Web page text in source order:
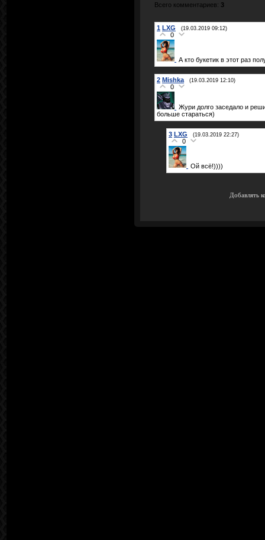
Всего комментариев: 3
1 LXG (19.03.2019 09:12)
0
А кто букетик в этот раз
2 Mishka (19.03.2019 12:10)
0
Жури долго заседало и
больше стараться)
3 LXG (19.03.2019 22:27)
0
Ой всё!))))
Добавлять